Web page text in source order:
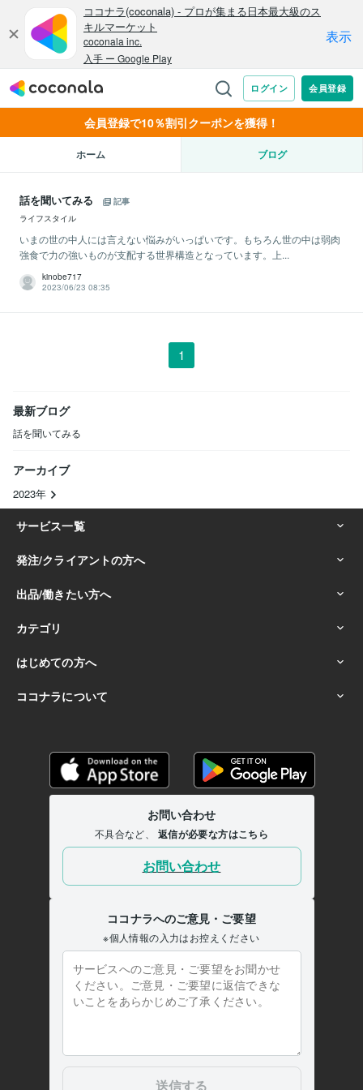
会員登録で10％割引クーポンを獲得！
ホーム ブログ
話を聞いてみる
記事
ライフスタイル
いまの世の中人には言えない悩みがいっぱいです。もちろん世の中は弱肉
強食で力の強いものが支配する世界構造となっています。上...
kinobe717
2023/06/23 08:35
1
最新ブログ
話を聞いてみる
アーカイブ
2023年